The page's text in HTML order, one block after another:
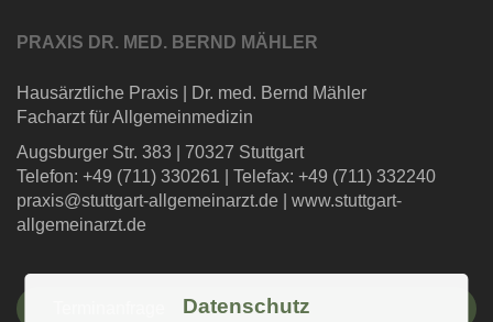
PRAXIS DR. MED. BERND MÄHLER
Hausärztliche Praxis
Dr. med. Bernd Mähler
Facharzt für Allgemeinmedizin
Augsburger Str. 383
70327 Stuttgart
Telefon: +49 (711) 330261
Telefax: +49 (711) 332240
praxis@stuttgart-allgemeinarzt.de
www.stuttgart-
allgemeinarzt.de
Datenschutz